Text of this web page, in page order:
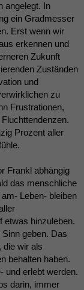
angelegt. In
ein Gradmesser
Erst wenn wir
erkennen und
Zukunft
Zuständen
und
zu
Frustrationen,
Prozent aller
Frankl abhängig
das menschliche
Leben- bleiben
etwas hinzuleben.
geben. Das
die wir als
behalten haben.
und erlebt werden.
darin, immer